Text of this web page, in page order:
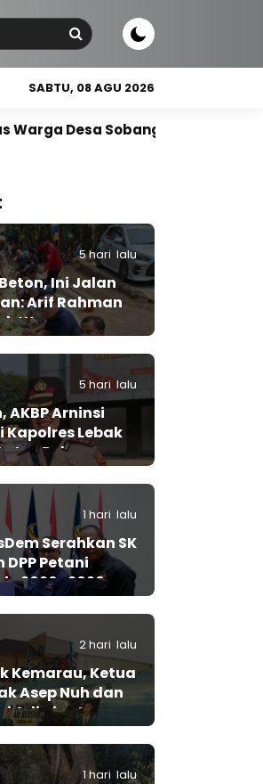
SABTU, 08 AGU 2026
Gelar Jumsih,Sambut HUT RI
5 hari lalu
Ini Jalan
Arif Rahman
Warga
5 hari lalu
AKBP Arninsi
Kapolres Lebak
Polwan
1 hari lalu
Serahkan SK
Petani
2026–2029,
Resmi Pimpin
2 hari lalu
Kemarau, Ketua
Asep Nuh dan
Adiwinata
Bantuan Air
1 hari lalu